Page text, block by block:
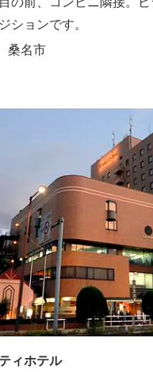
ションです。
桑名市
ィホテル